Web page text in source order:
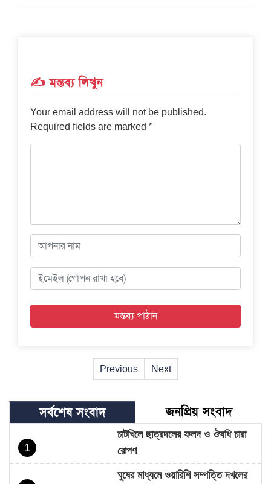
✍️ মন্তব্য লিখুন
Your email address will not be published.
Required fields are marked *
Previous Next
সর্বশেষ সংবাদ জনপ্রিয় সংবাদ
1
চাটখিলে ছাত্রদলের ফলদ ও ঔষধি চারা
রোপণ
ঘুষের মাধ্যমে ওয়ারিশি সম্পত্তি দখলের